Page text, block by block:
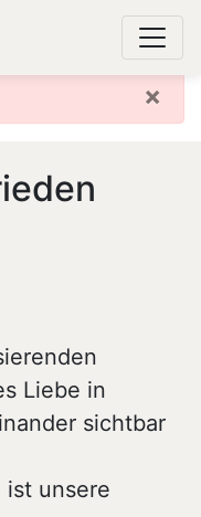
×
Liebe in
sichtbar
unsere